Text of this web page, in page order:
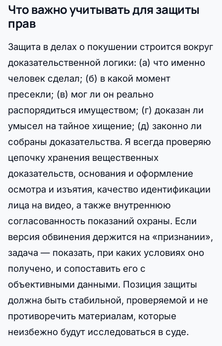
Что важно учитывать для защиты
прав
Защита в делах о покушении строится вокруг
доказательственной логики: (а) что именно
человек сделал; (б) в какой момент
пресекли; (в) мог ли он реально
распорядиться имуществом; (г) доказан ли
умысел на тайное хищение; (д) законно ли
собраны доказательства. Я всегда проверяю
цепочку хранения вещественных
доказательств, основания и оформление
осмотра и изъятия, качество идентификации
лица на видео, а также внутреннюю
согласованность показаний охраны. Если
версия обвинения держится на «признании»,
задача — показать, при каких условиях оно
получено, и сопоставить его с
объективными данными. Позиция защиты
должна быть стабильной, проверяемой и не
противоречить материалам, которые
неизбежно будут исследоваться в суде.